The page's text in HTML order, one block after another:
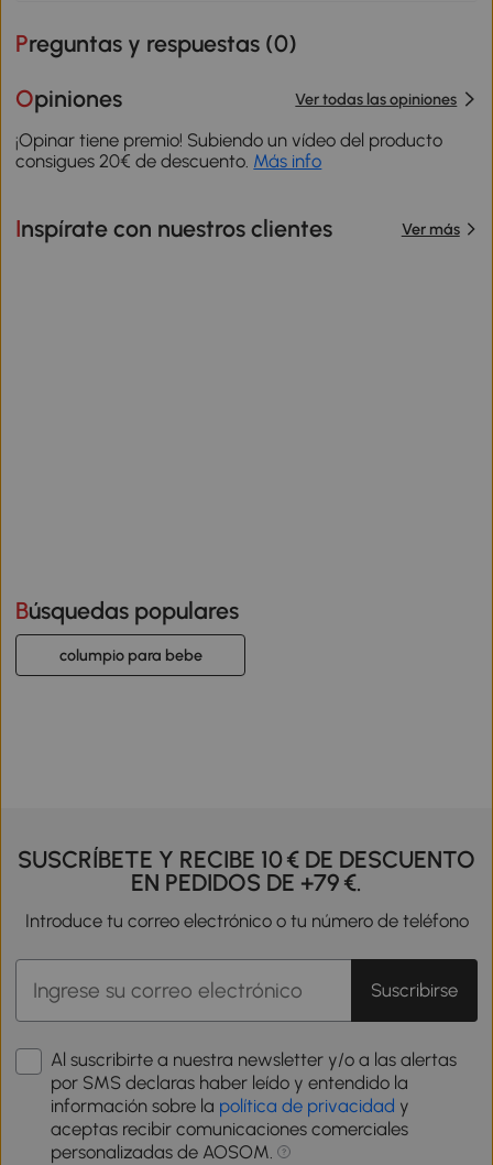
Preguntas y respuestas (0)
Opiniones Ver todas las opiniones
¡Opinar tiene premio! Subiendo un vídeo del producto
consigues 20€ de descuento. Más info
Inspírate con nuestros clientes Ver más
Búsquedas populares
columpio para bebe
SUSCRÍBETE Y RECIBE 10 € DE DESCUENTO
EN PEDIDOS DE +79 €.
Introduce tu correo electrónico o tu número de teléfono
Suscribirse
Al suscribirte a nuestra newsletter y/o a las alertas
por SMS declaras haber leído y entendido la
información sobre la política de privacidad y
aceptas recibir comunicaciones comerciales
personalizadas de AOSOM.